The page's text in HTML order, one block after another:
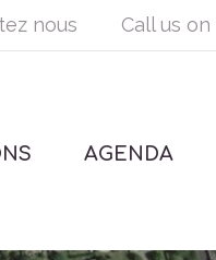
nous Call us on
AGENDA